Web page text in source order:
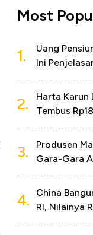
Most
1.
Uang
Ini
2.
Harta Karun
Tembus
3.
Produsen
Gara-Gara
4.
China
RI, Nilainya